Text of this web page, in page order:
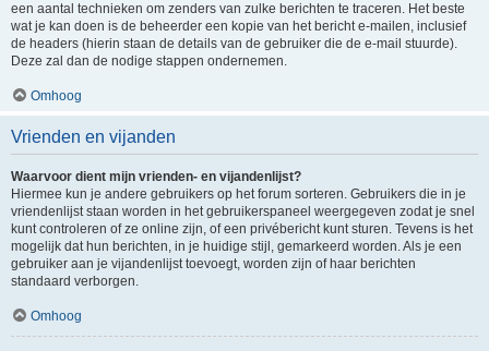
een aantal technieken om zenders van zulke berichten te traceren. Het beste
wat je kan doen is de beheerder een kopie van het bericht e-mailen, inclusief
de headers (hierin staan de details van de gebruiker die de e-mail stuurde).
Deze zal dan de nodige stappen ondernemen.
Omhoog
Vrienden en vijanden
Waarvoor dient mijn vrienden- en vijandenlijst?
Hiermee kun je andere gebruikers op het forum sorteren. Gebruikers die in je
vriendenlijst staan worden in het gebruikerspaneel weergegeven zodat je snel
kunt controleren of ze online zijn, of een privébericht kunt sturen. Tevens is het
mogelijk dat hun berichten, in je huidige stijl, gemarkeerd worden. Als je een
gebruiker aan je vijandenlijst toevoegt, worden zijn of haar berichten
standaard verborgen.
Omhoog